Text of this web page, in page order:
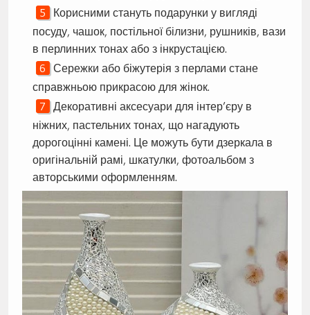
Корисними стануть подарунки у вигляді
посуду, чашок, постільної білизни, рушників, вази
в перлинних тонах або з інкрустацією.
Сережки або біжутерія з перлами стане
справжньою прикрасою для жінок.
Декоративні аксесуари для інтер’єру в
ніжних, пастельних тонах, що нагадують
дорогоцінні камені. Це можуть бути дзеркала в
оригінальній рамі, шкатулки, фотоальбом з
авторськими оформленням.